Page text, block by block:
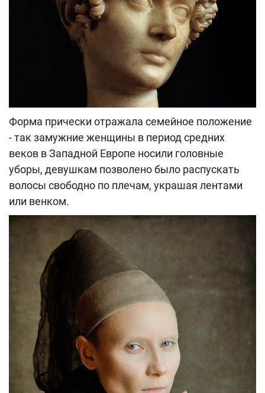
Форма прически отражала семейное положение
- так замужние женщины в период средних
веков в Западной Европе носили головные
уборы, девушкам позволено было распускать
волосы свободно по плечам, украшая лентами
или венком.